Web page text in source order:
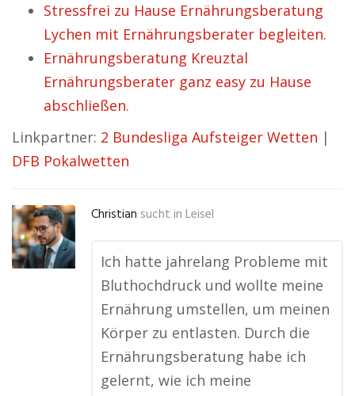
Stressfrei zu Hause Ernährungsberatung
Lychen mit Ernährungsberater begleiten.
Ernährungsberatung Kreuztal
Ernährungsberater ganz easy zu Hause
abschließen.
Linkpartner: 2 Bundesliga Aufsteiger Wetten |
DFB Pokalwetten
Christian sucht in Leisel
Ich hatte jahrelang Probleme mit
Bluthochdruck und wollte meine
Ernährung umstellen, um meinen
Körper zu entlasten. Durch die
Ernährungsberatung habe ich
gelernt, wie ich meine